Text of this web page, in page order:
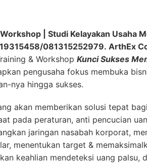
| Studi Kelayakan Usaha
081315252979. ArthEx
& Workshop Kunci Sukses
pengusaha fokus membuka
nya hingga sukses.
akan memberikan solusi tepat
pada peraturan, anti pencucian
jaringan nasabah korporat,
menentukan target &
keahlian mendeteksi uang palsu,